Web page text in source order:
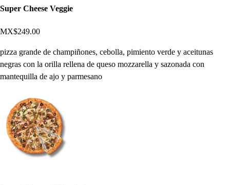
Super Cheese Veggie
MX$249.00
pizza grande de champiñones, cebolla, pimiento verde y aceitunas
negras con la orilla rellena de queso mozzarella y sazonada con
mantequilla de ajo y parmesano